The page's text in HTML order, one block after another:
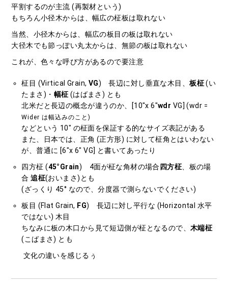
平割するのが主流 (再製材という)
もちろん小径木からは、幅広の柾板は取れない
当然、小径木からは、幅広の板目の板は取れない
大径木でも節っぽい丸太からは、無節の板は取れない
これが、色々な呼び方があるので要注意
柾目 (Virtical Grain, VG) 長辺に対し垂直な木目、板柾(い
たまさ)・ 幅柾 (はばまさ) とも
北米だと長辺の概念が違うのか、[10″x 6″wdr VG] (wdr =
Wider は幅込みのこと)
などという 10″ の柾面を保証する的なサイズ表記がある
また、日本では、正角 (正方形) に対して柾角とはいわない
が、普通に [6″x 6″ VG] と書いてあったり
四方柾 (45°Grain) 4面が柾な角材の場合 四方柾 、板の場
合追柾(おいまさ)とも
(ざっくり 45° なので、分度器で測らないでください)
板目 (Flat Grain, FG) 長辺に対し平行な (Horizontal 水平
ではない) 木目
ちなみに板の木口から見て短辺側が柾となるので、木端柾
(こばまさ) とも
文化の違いを感じるぅ